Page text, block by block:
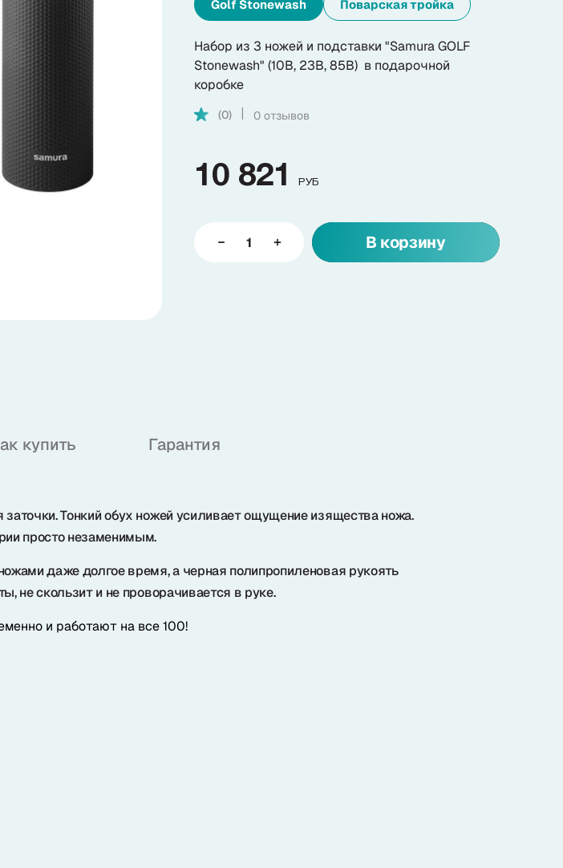
Golf Stonewash Поварская тройка
Набор из 3 ножей и подставки "Samura GOLF
Stonewash" (10B, 23B, 85B) в подарочной
коробке
(0) 0 отзывов
10 821 РУБ
В корзину
купить Гарантия
Тонкий обух ножей усиливает ощущение изящества ножа.
просто незаменимым.
даже долгое время, а черная полипропиленовая рукоять
не скользит и не проворачивается в руке.
и работают на все 100!